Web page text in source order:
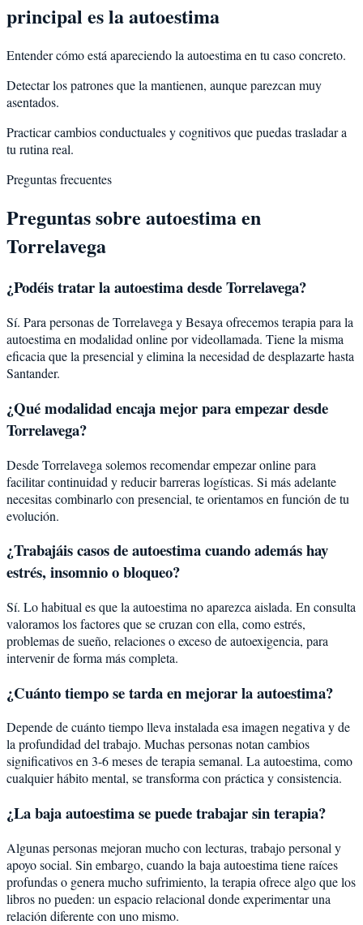
principal es la autoestima
Entender cómo está apareciendo la autoestima en tu caso concreto.
Detectar los patrones que la mantienen, aunque parezcan muy
asentados.
Practicar cambios conductuales y cognitivos que puedas trasladar a
tu rutina real.
Preguntas frecuentes
Preguntas sobre autoestimaen
Torrelavega
¿Podéis tratar laautoestimadesdeTorrelavega?
Sí. Para personas de Torrelavega y Besaya ofrecemos terapia para la
autoestima en modalidad online por videollamada. Tiene la misma
eficacia que la presencial y elimina la necesidad de desplazarte hasta
Santander.
¿Qué modalidad encaja mejor para empezar desde
Torrelavega?
Desde Torrelavega solemos recomendar empezar online para
facilitar continuidad y reducir barreras logísticas. Si más adelante
necesitas combinarlo con presencial, te orientamos en función de tu
evolución.
¿Trabajáis casos de autoestima cuando además hay
estrés, insomnio o bloqueo?
Sí. Lo habitual es que la autoestima no aparezca aislada. En consulta
valoramos los factores que se cruzan con ella, como estrés,
problemas de sueño, relaciones o exceso de autoexigencia, para
intervenir de forma más completa.
¿Cuánto tiempo se tarda en mejorar la autoestima?
Depende de cuánto tiempo lleva instalada esa imagen negativa y de
la profundidad del trabajo. Muchas personas notan cambios
significativos en 3-6 meses de terapia semanal. La autoestima, como
cualquier hábito mental, se transforma con práctica y consistencia.
¿La baja autoestima se puede trabajar sin terapia?
Algunas personas mejoran mucho con lecturas, trabajo personal y
apoyo social. Sin embargo, cuando la baja autoestima tiene raíces
profundas o genera mucho sufrimiento, la terapia ofrece algo que los
libros no pueden: un espacio relacional donde experimentar una
relación diferente con uno mismo.